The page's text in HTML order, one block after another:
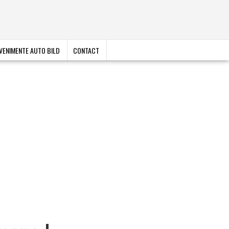
AUTO BILD CONTACT